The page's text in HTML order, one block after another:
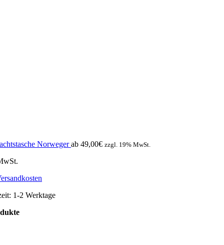
Norweger ab 49,00€ zzgl. 19% MwSt.
1-2 Werktage